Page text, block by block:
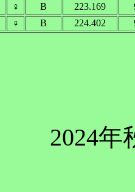
♀ B 223.169
♀ B 224.402
2024年